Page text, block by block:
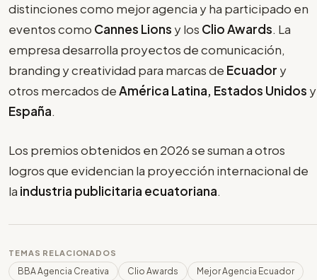
distinciones como mejor agencia y ha participado en
eventos como Cannes Lions y los Clio Awards. La
empresa desarrolla proyectos de comunicación,
branding y creatividad para marcas de Ecuador y
otros mercados deAmérica Latina, Estados Unidos y
España.
Los premios obtenidos en 2026 se suman a otros
logros que evidencian la proyección internacional de
la industria publicitaria ecuatoriana.
TEMAS RELACIONADOS
BBA Agencia Creativa Clio Awards Mejor Agencia Ecuador